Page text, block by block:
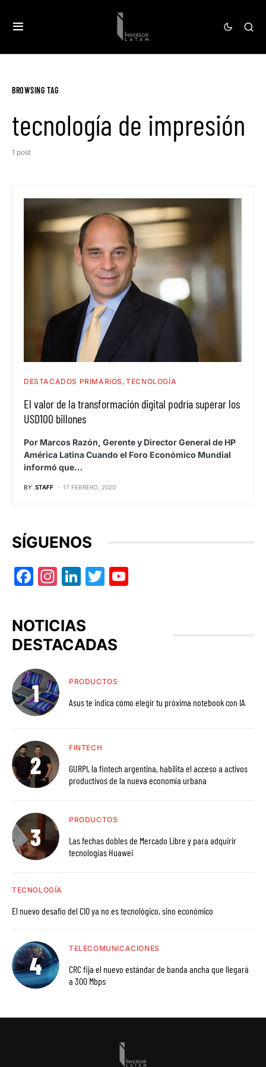
BROWSING TAG
tecnología de impresión
1 post
DESTACADOS PRIMARIOS TECNOLOGÍA
El valor de la transformación digital podría superar los
USD100 billones
Por Marcos Razón, Gerente y Director General de HP
América Latina Cuando el Foro Económico Mundial
informó que…
BY STAFF 17 FEBRERO, 2020
SÍGUENOS
Facebook
Instagram
LinkedIn
Twitter
NOTICIAS
DESTACADAS
PRODUCTOS
Asus te indica cómo elegir tu próxima notebook con IA
FINTECH
GURPI, la fintech argentina, habilita el acceso a activos
productivos de la nueva economía urbana
PRODUCTOS
Las fechas dobles de Mercado Libre y para adquirir
tecnologías Huawei
TECNOLOGÍA
El nuevo desafío del CIO ya no es tecnológico, sino económico
TELECOMUNICACIONES
CRC fija el nuevo estándar de banda ancha que llegará
a 300 Mbps